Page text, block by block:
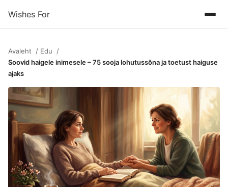
Wishes For
Avaleht
Edu
Soovid haigele inimesele – 75 sooja lohutussõna ja toetust haiguse
ajaks